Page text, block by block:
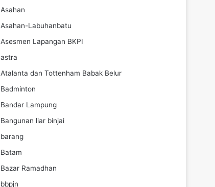
Asahan
Asahan-Labuhanbatu
Asesmen Lapangan BKPI
astra
Atalanta dan Tottenham Babak Belur
Badminton
Bandar Lampung
Bangunan liar binjai
barang
Batam
Bazar Ramadhan
bbpjn